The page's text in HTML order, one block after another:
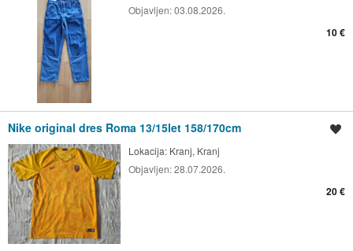
Objavljen:03.08.2026.
10 €
Nike original dres Roma 13/15let 158/170cm
Lokacija: Kranj, Kranj
Objavljen:28.07.2026.
20 €